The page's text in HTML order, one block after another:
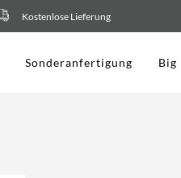
Kostenlose Lieferung
Sonderanfertigung Big